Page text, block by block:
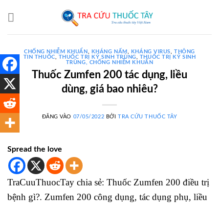
CHỐNG NHIỄM KHUẨN KHÁNG NẤM KHÁNG VIRUS ,THÔNG
TIN THUỐC
THUỐC TRỊ KÝ SINH TRÙNG
THUỐC TRỊ KÝ SINH
TRÙNG, CHỐNG NHIỄM KHUẨN
Thuốc Zumfen 200 tác dụng, liều
dùng, giá bao nhiêu?
ĐĂNG VÀO 07/05/2022 BỞI TRA CỨU THUỐC TÂY
Spread the love
TraCuuThuocTay chia sẻ: Thuốc Zumfen 200 điều trị
bệnh gì?. Zumfen 200 công dụng, tác dụng phụ, liều